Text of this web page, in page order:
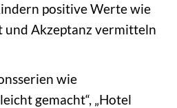
positive Werte wie
und Akzeptanz vermitteln
wie
gemacht“, „Hotel